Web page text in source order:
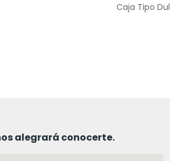
alegrará conocerte.